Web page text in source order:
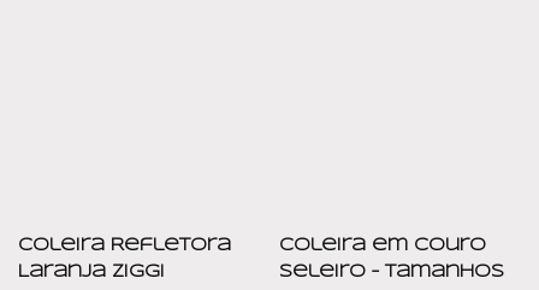
Coleira Refletora
Laranja Ziggi
Coleira em couro
Seleiro – Tamanhos